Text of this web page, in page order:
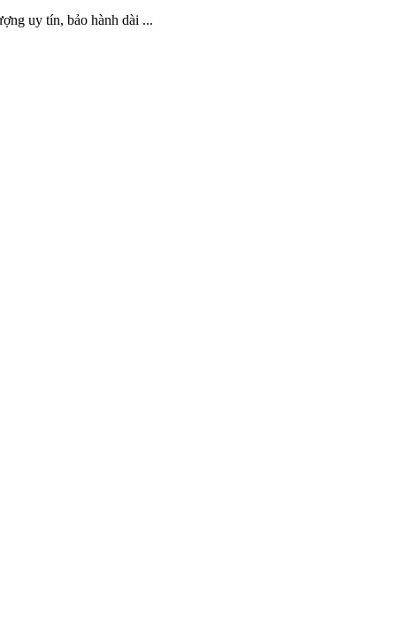
uy tín, bảo hành dài ...